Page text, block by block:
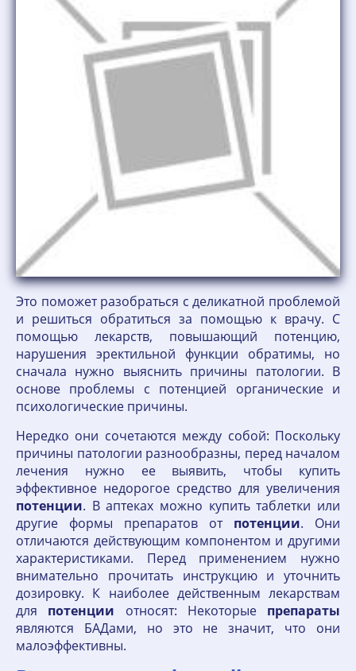
Это поможет разобраться с деликатной проблемой
и решиться обратиться за помощью к врачу. С
помощью лекарств, повышающий потенцию,
нарушения эректильной функции обратимы, но
сначала нужно выяснить причины патологии. В
основе проблемы с потенцией органические и
психологические причины.
Нередко они сочетаются между собой: Поскольку
причины патологии разнообразны, перед началом
лечения нужно ее выявить, чтобы купить
эффективное недорогое средство для увеличения
потенции. В аптеках можно купить таблетки или
другие формы препаратов от потенции. Они
отличаются действующим компонентом и другими
характеристиками. Перед применением нужно
внимательно прочитать инструкцию и уточнить
дозировку. К наиболее действенным лекарствам
для потенции относят: Некоторые препараты
являются БАДами, но это не значит, что они
малоэффективны.